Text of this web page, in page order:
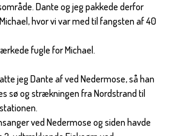
Dante og jeg pakkede derfor
hvor vi var med til fangsten af 40
fugle for Michael.
jeg Dante af ved Nedermose, så han
sø og strækningen fra Nordstrand til
ved Nedermose og siden havde